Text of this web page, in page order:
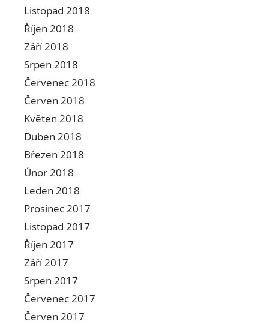
Listopad 2018
Říjen 2018
Září 2018
Srpen 2018
Červenec 2018
Červen 2018
Květen 2018
Duben 2018
Březen 2018
Únor 2018
Leden 2018
Prosinec 2017
Listopad 2017
Říjen 2017
Září 2017
Srpen 2017
Červenec 2017
Červen 2017